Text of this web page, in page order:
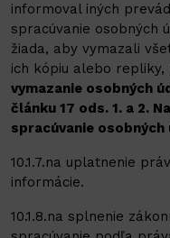
informoval iných
spracúvanie osobných
žiada, aby vymazali
ich kópiu alebo repliky,
vymazanie osobných
článku 17 ods. 1. a 2.
spracúvanie
10.1.7.na uplatnenie
informácie.
10.1.8.na splnenie